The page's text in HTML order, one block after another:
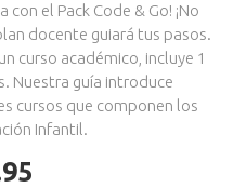
el Pack Code & Go! ¡No
docente guiará tus pasos.
curso académico, incluye 1
Nuestra guía introduce
cursos que componen los
Infantil.